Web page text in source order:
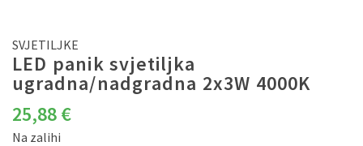
SVJETILJKE
LED panik svjetiljka
ugradna/nadgradna 2x3W 4000K
25,88€
Na zalihi